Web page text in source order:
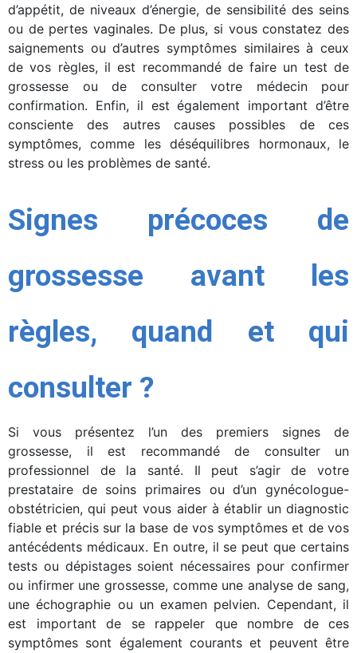
d’appétit, de niveaux d’énergie, de sensibilité des seins
ou de pertes vaginales. De plus, si vous constatez des
saignements ou d’autres symptômes similaires à ceux
de vos règles, il est recommandé de faire un test de
grossesse ou de consulter votre médecin pour
confirmation. Enfin, il est également important d’être
consciente des autres causes possibles de ces
symptômes, comme les déséquilibres hormonaux, le
stress ou les problèmes de santé.
Signes précoces de
grossesse avant les
règles, quand et qui
consulter ?
Si vous présentez l’un des premiers signes de
grossesse, il est recommandé de consulter un
professionnel de la santé. Il peut s’agir de votre
prestataire de soins primaires ou d’un gynécologue-
obstétricien, qui peut vous aider à établir un diagnostic
fiable et précis sur la base de vos symptômes et de vos
antécédents médicaux. En outre, il se peut que certains
tests ou dépistages soient nécessaires pour confirmer
ou infirmer une grossesse, comme une analyse de sang,
une échographie ou un examen pelvien. Cependant, il
est important de se rappeler que nombre de ces
symptômes sont également courants et peuvent être